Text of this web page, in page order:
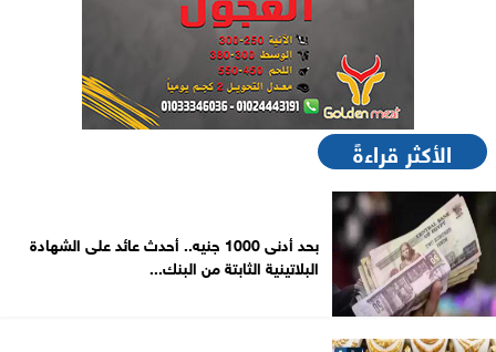
الأكثر قراءةً
بحد أدنى 1000 جنيه.. أحدث عائد على الشهادة
البلاتينية الثابتة من البنك...